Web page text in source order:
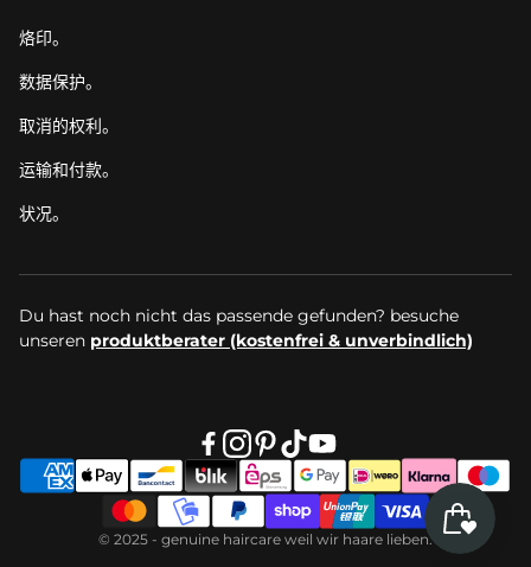
烙印。
数据保护。
取消的权利。
运输和付款。
状况。
Du hast noch nicht das passende gefunden? besuche
unseren produktberater (kostenfrei & unverbindlich)
© 2025 - genuine haircare weil wir haare lieben.